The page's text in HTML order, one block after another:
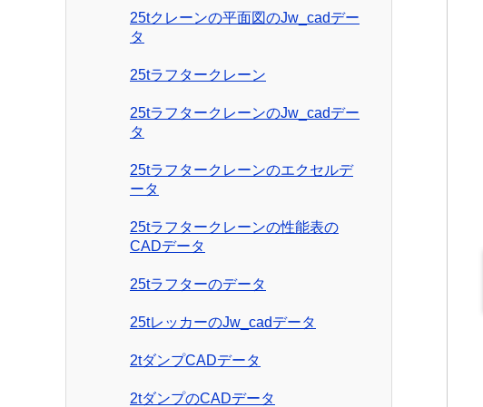
25tクレーンの平面図のJw_cadデー
タ
25tラフタークレーン
25tラフタークレーンのJw_cadデー
タ
25tラフタークレーンのエクセルデ
ータ
25tラフタークレーンの性能表の
CADデータ
25tラフターのデータ
25tレッカーのJw_cadデータ
2tダンプCADデータ
2tダンプのCADデータ